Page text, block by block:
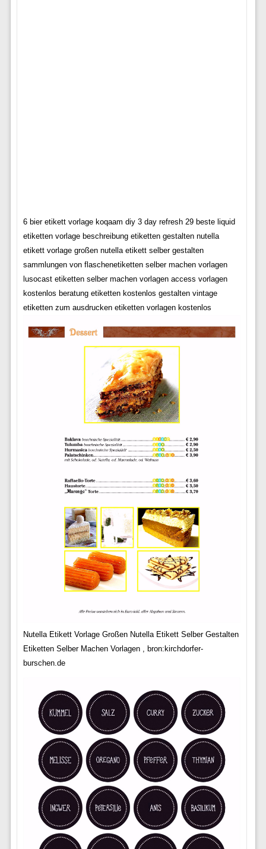
6 bier etikett vorlage koqaam diy 3 day refresh 29 beste liquid
etiketten vorlage beschreibung etiketten gestalten nutella
etikett vorlage großen nutella etikett selber gestalten
sammlungen von flaschenetiketten selber machen vorlagen
lusocast etiketten selber machen vorlagen access vorlagen
kostenlos beratung etiketten kostenlos gestalten vintage
etiketten zum ausdrucken etiketten vorlagen kostenlos
Nutella Etikett Vorlage Großen Nutella Etikett Selber Gestalten
Etiketten Selber Machen Vorlagen , bron:kirchdorfer-
burschen.de